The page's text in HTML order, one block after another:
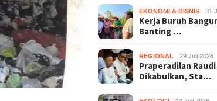
EKONOMI & BISNIS 31
Kerja Buruh
Banting …
REGIONAL 29 Juli 2026
Praperadilan
Dikabulkan, Sta…